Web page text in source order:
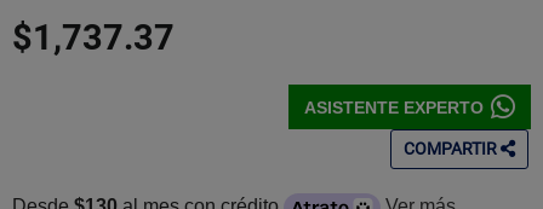
Estrellas!
$1,737.37
ASISTENTE EXPERTO
COMPARTIR